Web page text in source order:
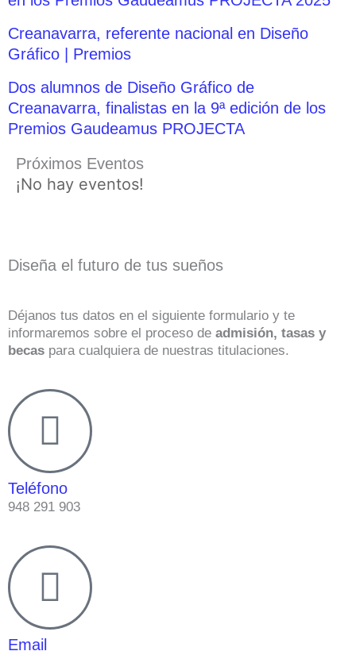
Creanavarra, referente nacional en Diseño
Gráfico | Premios
Dos alumnos de Diseño Gráfico de
Creanavarra, finalistas en la 9ª edición de los
Premios Gaudeamus PROJECTA
Próximos Eventos
¡No hay eventos!
Diseña el futuro de tus sueños
Déjanos tus datos en el siguiente formulario y te
informaremos sobre el proceso de admisión, tasas y
becas para cualquiera de nuestras titulaciones.
Teléfono
948 291 903
Email